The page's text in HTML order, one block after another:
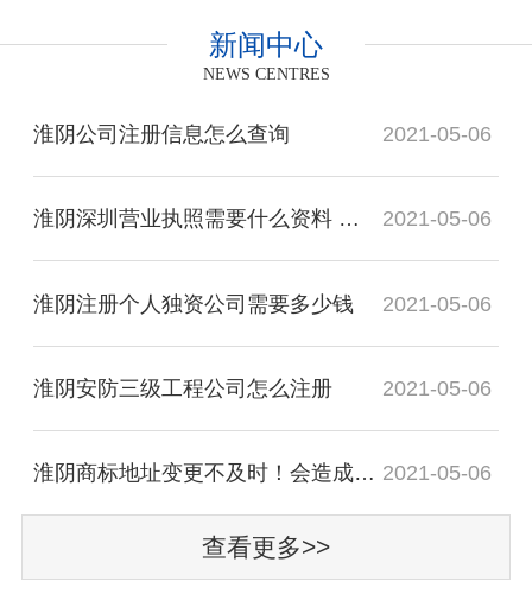
新闻中心
NEWS CENTRES
淮阴公司注册信息怎么查询 2021-05-06
淮阴深圳营业执照需要什么资料 代办营业执照多少钱 2021-05-06
淮阴注册个人独资公司需要多少钱 2021-05-06
淮阴安防三级工程公司怎么注册 2021-05-06
淮阴商标地址变更不及时！会造成哪些致命影响？ 2021-05-06
查看更多>>